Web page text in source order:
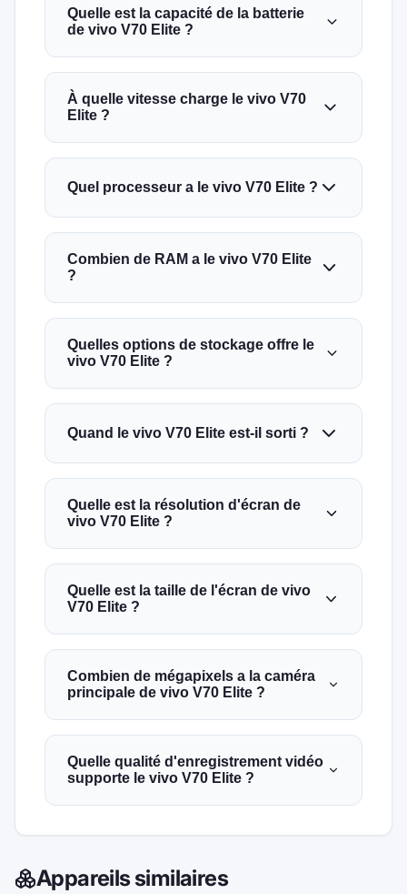
Quelle est la capacité de la batterie
de vivo V70 Elite ?
À quelle vitesse charge le vivo V70
Elite ?
Quel processeur a le vivo V70 Elite ?
Combien de RAM a le vivo V70 Elite
?
Quelles options de stockage offre le
vivo V70 Elite ?
Quand le vivo V70 Elite est-il sorti ?
Quelle est la résolution d'écran de
vivo V70 Elite ?
Quelle est la taille de l'écran de vivo
V70 Elite ?
Combien de mégapixels a la caméra
principale de vivo V70 Elite ?
Quelle qualité d'enregistrement vidéo
supporte le vivo V70 Elite ?
Appareils similaires